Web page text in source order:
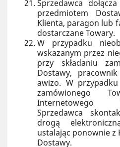
Sprzedawca
przedmiotem
Klienta, paragon lub
dostarczane Towary.
W przypadku
wskazanym przez
przy składaniu
Dostawy,
awizo. W
zamówionego
Internetowego
Sprzedawca
drogą
ustalając ponownie
Dostawy.